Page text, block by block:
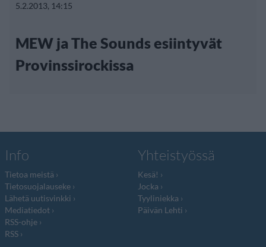
5.2.2013, 14:15
MEW ja The Sounds esiintyvät
Provinssirockissa
Info
Tietoa meistä
Tietosuojalauseke
Lähetä uutisvinkki
Mediatiedot
RSS-ohje
RSS
Yhteistyössä
Kesä!
Jocka
Tyyliniekka
Päivän Lehti